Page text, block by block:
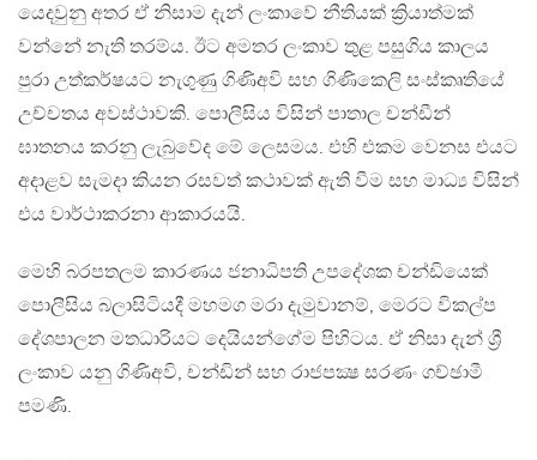
යෙදවුනු අතර ඒ නිසාම දැන් ලංකාවේ නීතියක් ක්‍රියාත්මක්
වන්නේ නැති තරම්ය. ඊට අමතර ලංකාව තුළ පසුගිය කාලය
පුරා උත්කර්ෂයට නැගුණු ගිණිඅවි සහ ගිණිකෙලි සංස්කෘතියේ
උච්චතය අවස්ථාවකි. පොලීසිය විසින් පාතාල චන්ඩීන්
ඝාතනය කරනු ලැබුවේද මේ ලෙසමය. එහි එකම වෙනස එයට
අදාළව සැමදා කියන රසවත් කථාවක් ඇති වීම සහ මාධ්‍ය විසින්
එය වාර්ථාකරනා ආකාරයයි.
මෙහි බරපතලම කාරණය ජනාධිපති උපදේශක චන්ඩියෙක්
පොලීසිය බලාසිටියදී මහමග මරා දැමුවානම්, මෙරට විකල්ප
දේශපාලන මතධාරියට දෙයියන්ගේම පිහිටය. ඒ නිසා දැන් ශ්‍රී
ලංකාව යනු ගිණිඅවි, චන්ඩින් සහ රාජපක්‍ෂ සරණං ගච්ඡාමී
පමණි.